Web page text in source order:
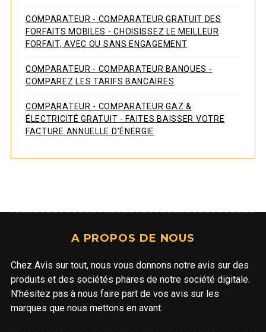
COMPARATEUR - COMPARATEUR GRATUIT DES
FORFAITS MOBILES - CHOISISSEZ LE MEILLEUR
FORFAIT, AVEC OU SANS ENGAGEMENT
COMPARATEUR - COMPARATEUR BANQUES -
COMPAREZ LES TARIFS BANCAIRES
COMPARATEUR - COMPARATEUR GAZ &
ÉLECTRICITÉ GRATUIT - FAITES BAISSER VOTRE
FACTURE ANNUELLE D’ÉNERGIE
A PROPOS DE NOUS
Chez Avis sur tout, nous vous donnons notre avis sur des
produits et des sociétés phares de notre société digitale.
N’hésitez pas à nous faire part de vos avis sur les
marques que nous mettons en avant.